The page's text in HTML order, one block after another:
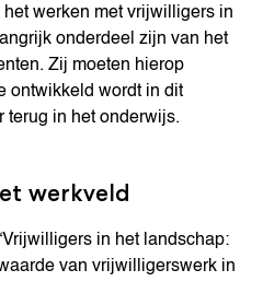
werken met vrijwilligers in
onderdeel zijn van het
Zij moeten hierop
ontwikkeld wordt in dit
terug in het onderwijs.
werkveld
in het landschap:
van vrijwilligerswerk in